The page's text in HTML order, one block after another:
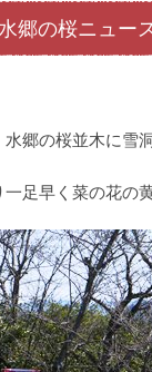
郷の桜ニュー
水郷の桜並木に雪
一足早く菜の花の